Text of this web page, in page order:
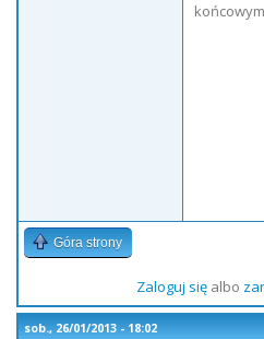
Góra strony
Zaloguj sięalbo
sob., 26/01/2013 - 18:02